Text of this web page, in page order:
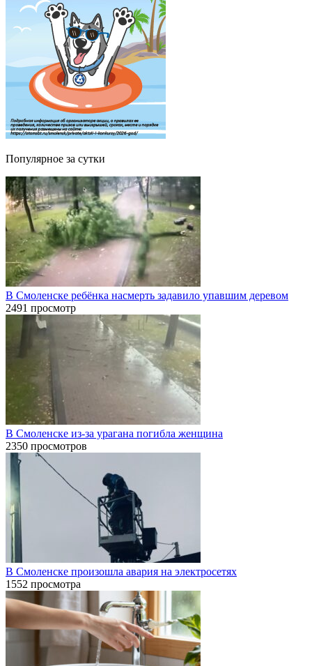
Популярное за сутки
В Смоленске ребёнка насмерть задавило упавшим деревом
2491 просмотр
В Смоленске из-за урагана погибла женщина
2350 просмотров
В Смоленске произошла авария на электросетях
1552 просмотра